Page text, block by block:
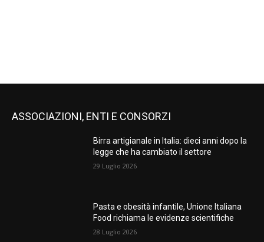
ASSOCIAZIONI, ENTI E CONSORZI
Birra artigianale in Italia: dieci anni dopo la
legge che ha cambiato il settore
29 Luglio 2026
Pasta e obesità infantile, Unione Italiana
Food richiama le evidenze scientifiche
28 Luglio 2026